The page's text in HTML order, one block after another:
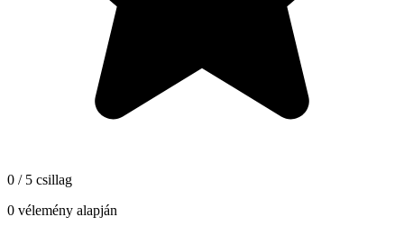
0 / 5 csillag
0 vélemény alapján